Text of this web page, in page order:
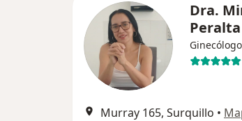
Dra.
Peralta
Ginecólogo
Murray 165, Surquillo •